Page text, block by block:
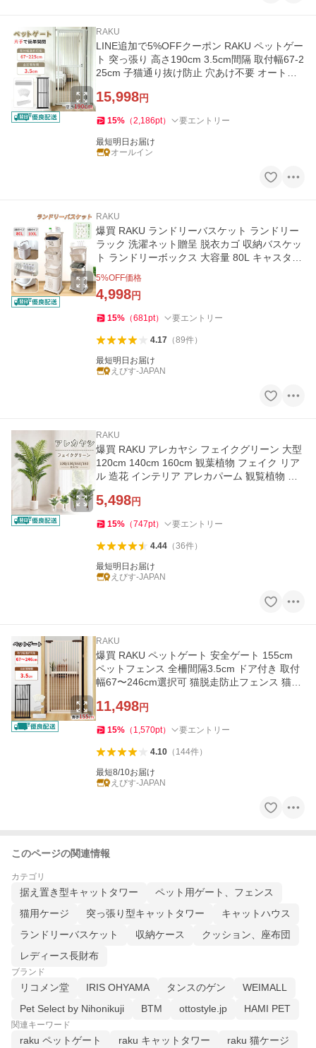
RAKU
LINE追加で5%OFFクーポン RAKU ペットゲー
ト 突っ張り 高さ190cm 3.5cm間隔 取付幅67-2
25cm 子猫通り抜け防止 穴あけ不要 オートク
15,998円
15% （2,186pt） 要エントリー
最短明日お届け
オールイン
RAKU
爆買 RAKU ランドリーバスケット ランドリー
ラック 洗濯ネット贈呈 脱衣カゴ 収納バスケッ
ト ランドリーボックス 大容量 80L キャスター
5%OFF価格
4,998円
15% （681pt） 要エントリー
4.17（89件）
最短明日お届け
えびす-JAPAN
RAKU
爆買 RAKU アレカヤシ フェイクグリーン 大型
120cm 140cm 160cm 観葉植物 フェイク リア
ル 造花 インテリア アレカパーム 観覧植物 人
5,498円
15% （747pt） 要エントリー
4.44（36件）
最短明日お届け
えびす-JAPAN
RAKU
爆買 RAKU ペットゲート 安全ゲート 155cm
ペットフェンス 全柵間隔3.5cm ドア付き 取付
幅67〜246cm選択可 猫脱走防止フェンス 猫飛
11,498円
15% （ 1,570pt） 要エントリー
4.10（ 144件）
最短8/10お届け
えびす-JAPAN
このページの関連情報
カテゴリ
据え置き型キャットタワー
ペット用ゲート、フェンス
猫用ケージ
突っ張り型キャットタワー
キャットハウス
ランドリーバスケット
収納ケース
クッション、座布団
レディース長財布
ブランド
リコメン堂 IRIS OHYAMA タンスのゲン
WEIMALL
Pet Select by Nihonikuji
BTM ottostyle.jp HAMI PET
関連キーワード
raku ペットゲート raku キャットタワー raku 猫ケージ